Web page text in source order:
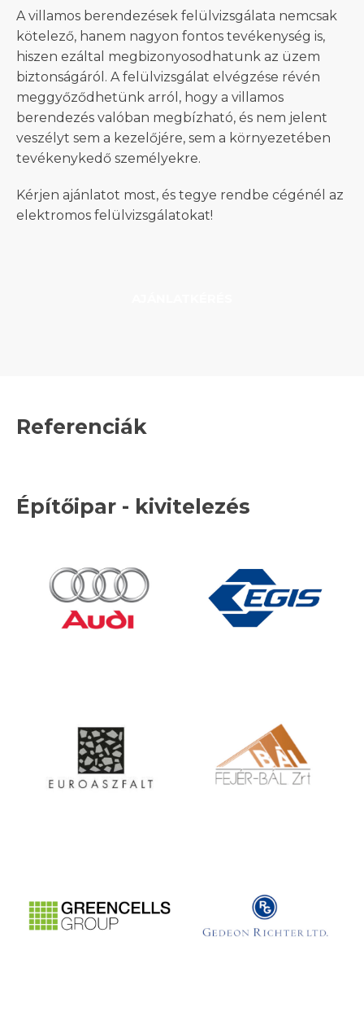
A villamos berendezések felülvizsgálata nemcsak
kötelező, hanem nagyon fontos tevékenység is,
hiszen ezáltal megbizonyosodhatunk az üzem
biztonságáról. A felülvizsgálat elvégzése révén
meggyőződhetünk arról, hogy a villamos
berendezés valóban megbízható, és nem jelent
veszélyt sem a kezelőjére, sem a környezetében
tevékenykedő személyekre.
Kérjen ajánlatot most, és tegye rendbe cégénél az
elektromos felülvizsgálatokat!
Referenciák
Építőipar - kivitelezés